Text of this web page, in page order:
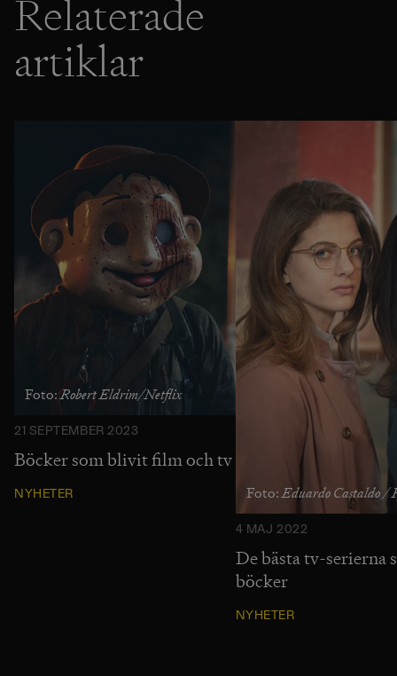
Relaterade
artiklar
Foto:Robert Eldrim/Netflix
21 SEPTEMBER 2023
Böcker som blivit film och tv
NYHETER Foto:Eduardo Castaldo /
4 MAJ 2022
De bästa tv-serierna
böcker
NYHETER